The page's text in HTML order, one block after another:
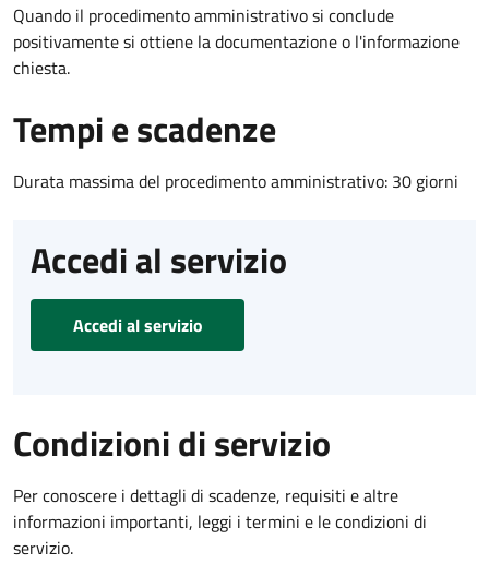
Quando il procedimento amministrativo si conclude
positivamente si ottiene la documentazione o l'informazione
chiesta.
Tempi e scadenze
Durata massima del procedimento amministrativo: 30 giorni
Accedi al servizio
Accedi al servizio
Condizioni di servizio
Per conoscere i dettagli di scadenze, requisiti e altre
informazioni importanti, leggi i termini e le condizioni di
servizio.